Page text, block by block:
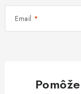
Email